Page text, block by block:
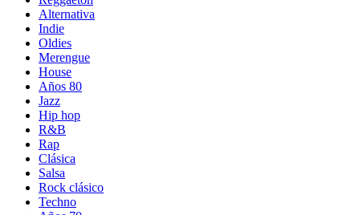
Alternativa
Indie
Oldies
Merengue
House
Años 80
Jazz
Hip hop
R&B
Rap
Clásica
Salsa
Rock clásico
Techno